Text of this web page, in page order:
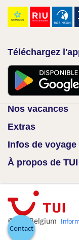
Téléchargez
Nos vacances
Extras
Infos de
À propos de TUI
© TUI Belgium
Contact